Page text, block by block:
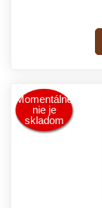
Momentálne
nie je
skladom